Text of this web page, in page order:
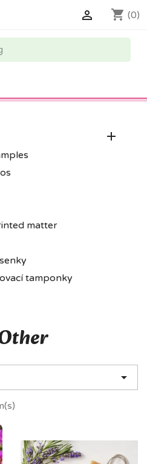
shopping_cart (0)


matter
tamponky
